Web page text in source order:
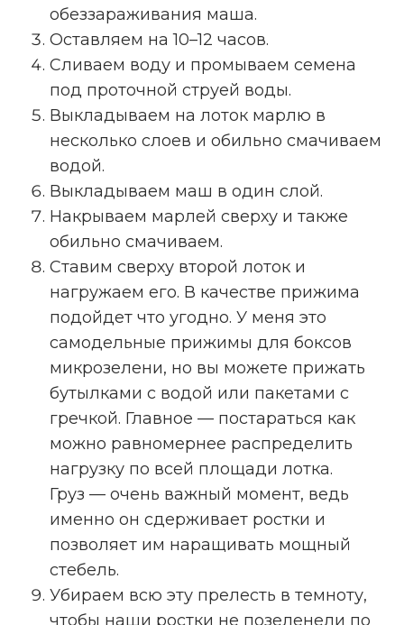
обеззараживания маша.
Оставляем на 10–12 часов.
Сливаем воду и промываем семена
под проточной струей воды.
Выкладываем на лоток марлю в
несколько слоев и обильно смачиваем
водой.
Выкладываем маш в один слой.
Накрываем марлей сверху и также
обильно смачиваем.
Ставим сверху второй лоток и
нагружаем его. В качестве прижима
подойдет что угодно. У меня это
самодельные прижимы для боксов
микрозелени, но вы можете прижать
бутылками с водой или пакетами с
гречкой. Главное — постараться как
можно равномернее распределить
нагрузку по всей площади лотка.
Груз — очень важный момент, ведь
именно он сдерживает ростки и
позволяет им наращивать мощный
стебель.
Убираем всю эту прелесть в темноту,
чтобы наши ростки не позеленели по